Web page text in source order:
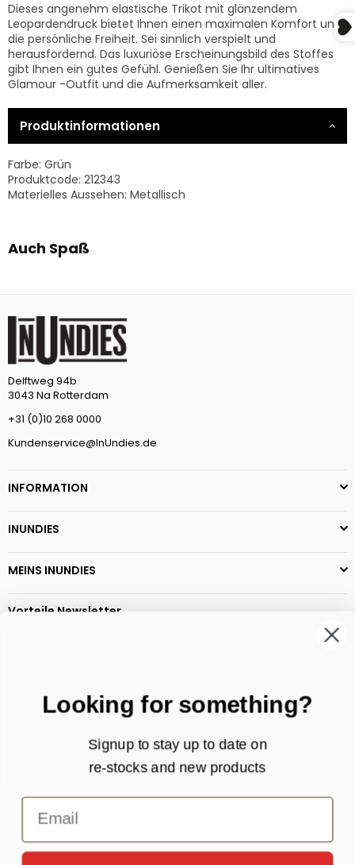
Dieses angenehm elastische Trikot mit glänzendem
Leopardendruck bietet Ihnen einen maximalen Komfort und
die persönliche Freiheit. Sei sinnlich verspielt und
herausfordernd. Das luxuriöse Erscheinungsbild des Stoffes
gibt Ihnen ein gutes Gefühl. Genießen Sie Ihr ultimatives
Glamour -Outfit und die Aufmerksamkeit aller.
Produktinformationen
Farbe: Grün
Produktcode: 212343
Materielles Aussehen: Metallisch
Auch Spaß
Delftweg 94b
3043 Na Rotterdam
+31 (0)10 268 0000
Kundenservice@InUndies.de
INFORMATION
INUNDIES
MEINS INUNDIES
Vorteile Newsletter
Looking for something?
Signup to stay up to date on
re-stocks and new products
Email